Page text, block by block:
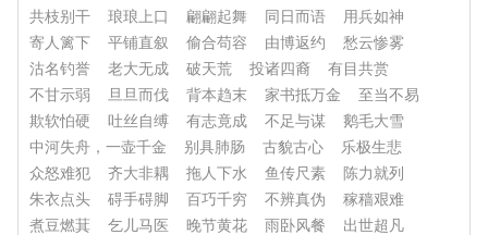
共枝别干
琅琅上口 翩翩起舞 同日而语
用兵如神
寄人篱下
平铺直叙 偷合苟容 由博返约
愁云惨雾
沽名钓誉
老大无成 破天荒 投诸四裔
有目共赏
不甘示弱
旦旦而伐 背本趋末 家书抵万金
至当不易
欺软怕硬
吐丝自缚 有志竟成 不足与谋
鹅毛大雪
中河失舟，一壶千金
别具肺肠 古貌古心
乐极生悲
众怒难犯
齐大非耦 拖人下水 鱼传尺素
陈力就列
朱衣点头
碍手碍脚 百巧千穷 不辨真伪
稼穑艰难
煮豆燃萁
乞儿马医 晚节黄花 雨卧风餐 出世超凡